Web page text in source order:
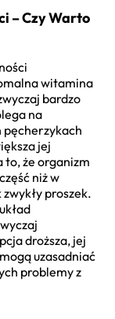
– Czy Warto
witamina
bardzo
na
jej
to, że organizm
niż w
proszek.
droższa, jej
uzasadniać
problemy z